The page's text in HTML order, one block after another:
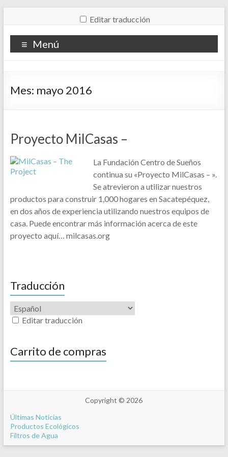
Editar traducción
Menú
Mes: mayo 2016
Proyecto MilCasas –
La Fundación Centro de Sueños
continua su «Proyecto MilCasas – ».
Se atrevieron a utilizar nuestros
productos para construir 1,000 hogares en Sacatepéquez,
en dos años de experiencia utilizando nuestros equipos de
casa. Puede encontrar más información acerca de este
proyecto aquí… milcasas.org
Traducción
Editar traducción
Carrito de compras
Copyright © 2026
Últimas Noticias
Productos Ecológicos
Filtros de Agua